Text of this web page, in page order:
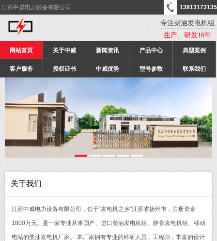
江苏中威电力设备有限公司 13813173135
专注柴油发电机组
生产、研发16年
网站首页 关于中威 新闻资讯 产品中心 典型案例
客户服务 授权证书 中威优势 型号参数 联系我们
关于我们
江苏中威电力设备有限公司，位于“发电机之乡”江苏省扬州市，注册资金
1800万元。是一家专业从事国产、进口柴油发电机组、静音发电机组、移动
电站的柴油发电机厂家。 本厂家拥有专业的科研人员，工程师，丰富的设计